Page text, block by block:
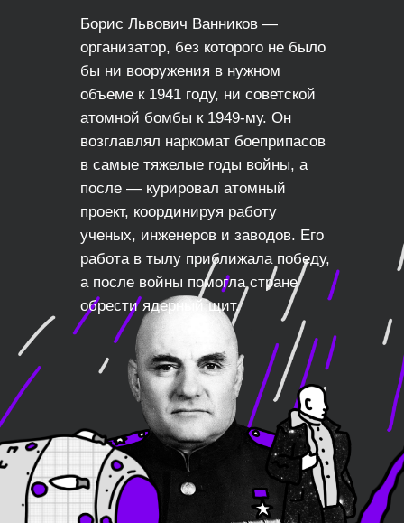
Борис Львович Ванников —
организатор, без которого не было
бы ни вооружения в нужном
объеме к 1941 году, ни советской
атомной бомбы к 1949-му. Он
возглавлял наркомат боеприпасов
в самые тяжелые годы войны, а
после — курировал атомный
проект, координируя работу
ученых, инженеров и заводов. Его
работа в тылу приближала победу,
а после войны помогла стране
обрести ядерный щит.